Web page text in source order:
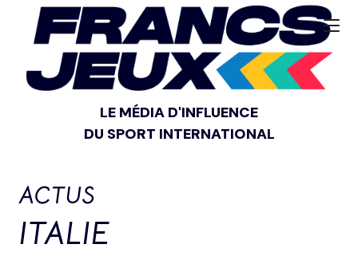
LE MÉDIA D'INFLUENCE
DU SPORT INTERNATIONAL
ACTUS
ITALIE